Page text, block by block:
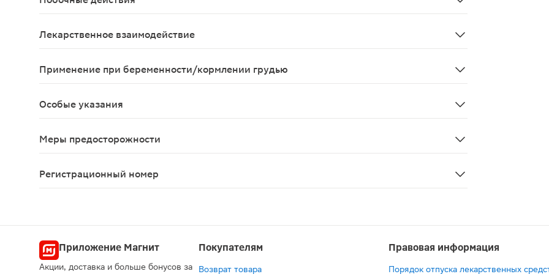
Лекарственное взаимодействие
Применение при беременности/кормлении грудью
Особые указания
Меры предосторожности
Регистрационный номер
Приложение Магнит
Акции, доставка и больше бонусов за
Покупателям
Возврат товара
Правовая информация
Порядок отпуска лекарственных